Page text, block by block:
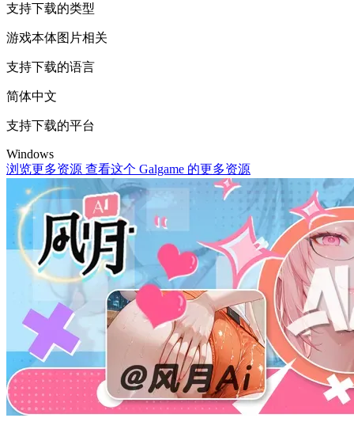
支持下载的类型
游戏本体图片相关
支持下载的语言
简体中文
支持下载的平台
Windows
浏览更多资源 查看这个 Galgame 的更多资源